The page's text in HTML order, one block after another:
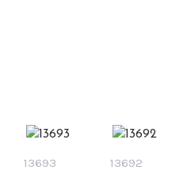
13693 13692